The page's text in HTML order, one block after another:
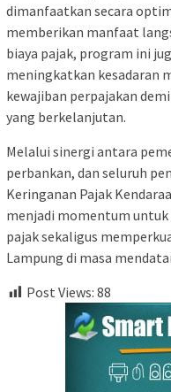
dimanfaatkan secara
memberikan manfaat
biaya pajak, program ini
meningkatkan kesadaran
kewajiban perpajakan
yang berkelanjutan.
Melalui sinergi antara
perbankan, dan seluruh
Keringanan Pajak
menjadi momentum
pajak sekaligus
Lampung di masa
Post Views: 88